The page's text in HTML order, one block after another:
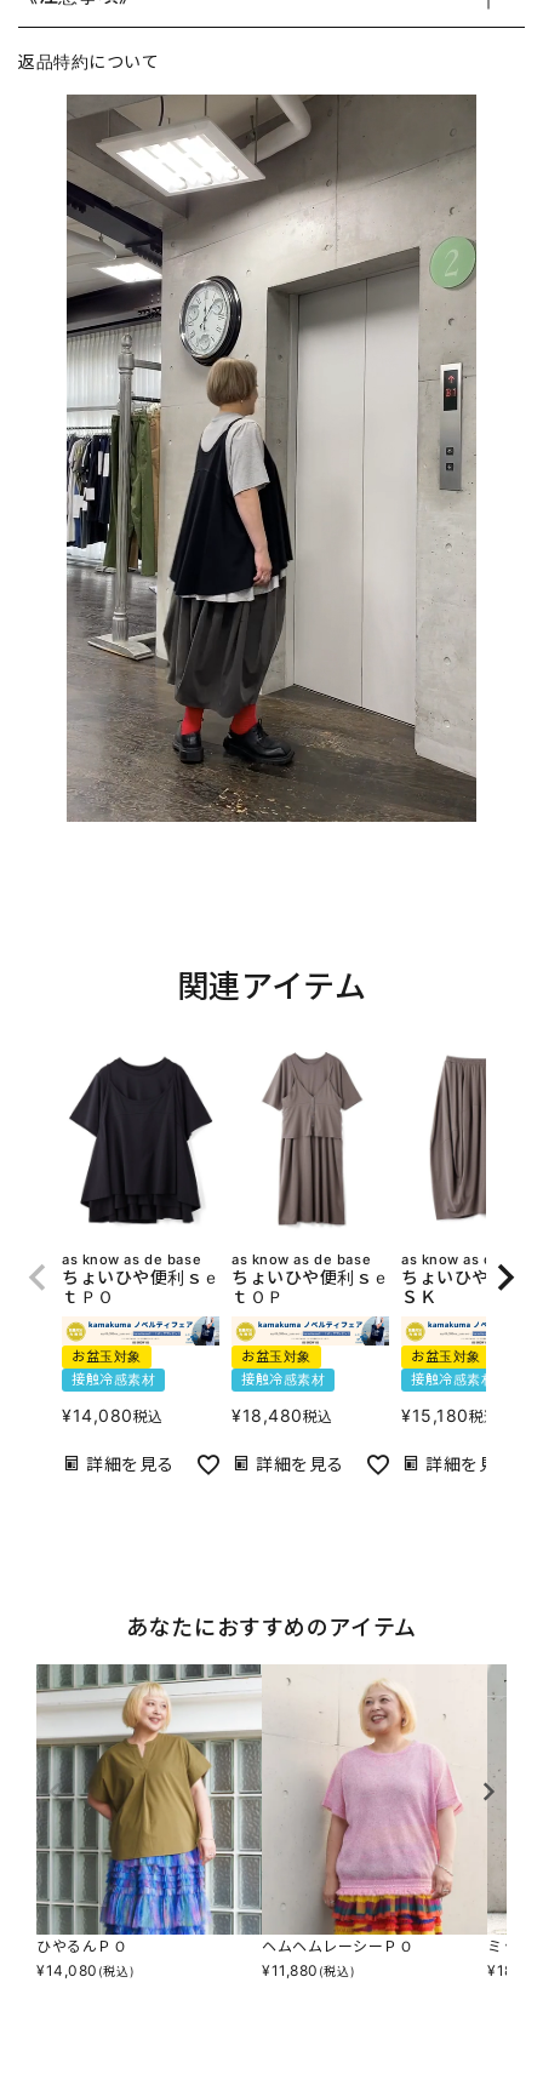
返品特約について
関連アイテム
as know as de base
ちょいひや便利ｓｅ
ｔＰＯ
お盆玉対象
接触冷感素材
¥14,080税込
詳細を見る
as know as de base
ちょいひや便利ｓｅ
ｔＯＰ
お盆玉対象
接触冷感素材
¥18,480税込
詳細を見る
as know as de base
ちょいひやバル
ＳＫ
お盆玉対象
接触冷感素材
¥15,180税込
詳細を見る
あなたにおすすめのアイテム
ひやるんＰＯ
¥14,080 (税込)
ヘムヘムレーシーＰＯ
¥11,880 (税込)
ミッツ
¥